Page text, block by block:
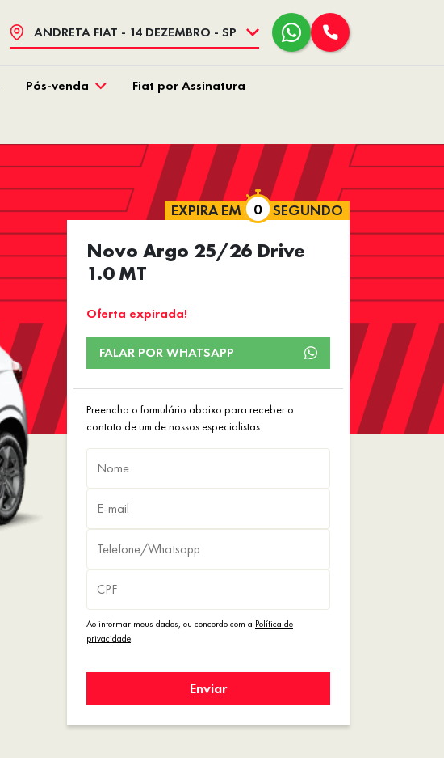
ANDRETA FIAT - 14 DEZEMBRO - SP
Pós-venda Fiat por Assinatura
EXPIRA EM SEGUNDO
Novo Argo 25/26 Drive
1.0 MT
Oferta expirada!
FALAR POR WHATSAPP
Preencha o formulário abaixo para receber o
contato de um de nossos especialistas:
Ao informar meus dados, eu concordo com a Política de
privacidade.
Enviar